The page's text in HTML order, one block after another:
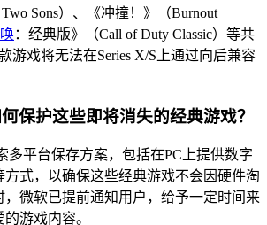
Two Sons）、《冲撞！》（Burnout
：经典版》（Call of Duty Classic）等共
游戏将无法在Series X/S上通过向后兼容
保护这些即将消失的经典游戏？
多平台保存方案，包括在PC上提供数字
方式，以确保这些经典游戏不会因硬件淘
，微软已提前通知用户，给予一定时间来
游戏内容。